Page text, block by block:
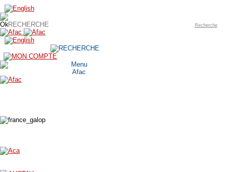
Recherche